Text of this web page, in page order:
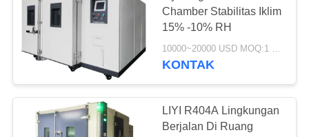
Chamber Stabilitas Iklim
15% -10% RH
10000~20000 USD MOQ:1 set
KONTAK
LIYI R404A Lingkungan
Berjalan Di Ruang